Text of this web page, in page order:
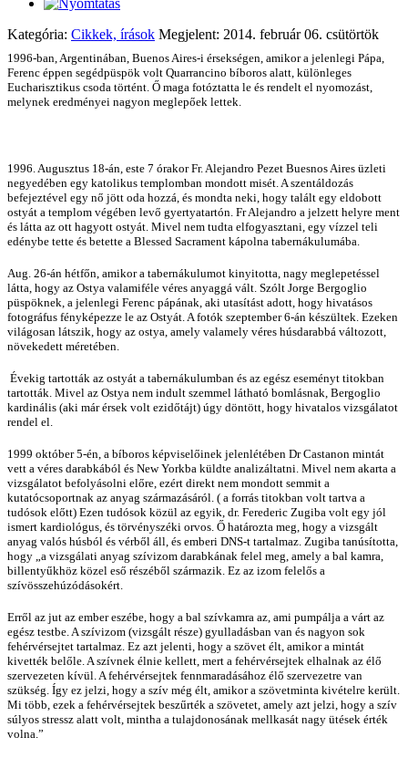
Kategória: Cikkek, írások Megjelent: 2014. február 06. csütörtök
1996-ban, Argentinában, Buenos Aires-i érsekségen, amikor a jelenlegi Pápa,
Ferenc éppen segédpüspök volt Quarrancino bíboros alatt, különleges
Eucharisztikus csoda történt. Ő maga fotóztatta le és rendelt el nyomozást,
melynek eredményei nagyon meglepőek lettek.
1996. Augusztus 18-án, este 7 órakor Fr. Alejandro Pezet Buesnos Aires üzleti
negyedében egy katolikus templomban mondott misét. A szentáldozás
befejeztével egy nő jött oda hozzá, és mondta neki, hogy talált egy eldobott
ostyát a templom végében levő gyertyatartón. Fr Alejandro a jelzett helyre ment
és látta az ott hagyott ostyát. Mivel nem tudta elfogyasztani, egy vízzel teli
edénybe tette és betette a Blessed Sacrament kápolna tabernákulumába.
Aug. 26-án hétfőn, amikor a tabernákulumot kinyitotta, nagy meglepetéssel
látta, hogy az Ostya valamiféle véres anyaggá vált. Szólt Jorge Bergoglio
püspöknek, a jelenlegi Ferenc pápának, aki utasítást adott, hogy hivatásos
fotográfus fényképezze le az Ostyát. A fotók szeptember 6-án készültek. Ezeken
világosan látszik, hogy az ostya, amely valamely véres húsdarabbá változott,
növekedett méretében.
Évekig tartották az ostyát a tabernákulumban és az egész eseményt titokban
tartották. Mivel az Ostya nem indult szemmel látható bomlásnak, Bergoglio
kardinális (aki már érsek volt ezidőtájt) úgy döntött, hogy hivatalos vizsgálatot
rendel el.
1999 október 5-én, a bíboros képviselőinek jelenlétében Dr Castanon mintát
vett a véres darabkából és New Yorkba küldte analizáltatni. Mivel nem akarta a
vizsgálatot befolyásolni előre, ezért direkt nem mondott semmit a
kutatócsoportnak az anyag származásáról. ( a forrás titokban volt tartva a
tudósok előtt) Ezen tudósok közül az egyik, dr. Ferederic Zugiba volt egy jól
ismert kardiológus, és törvényszéki orvos. Ő határozta meg, hogy a vizsgált
anyag valós húsból és vérből áll, és emberi DNS-t tartalmaz. Zugiba tanúsította,
hogy „a vizsgálati anyag szívizom darabkának felel meg, amely a bal kamra,
billentyűkhöz közel eső részéből származik. Ez az izom felelős a
szívösszehúzódásokért.
Erről az jut az ember eszébe, hogy a bal szívkamra az, ami pumpálja a várt az
egész testbe. A szívizom (vizsgált része) gyulladásban van és nagyon sok
fehérvérsejtet tartalmaz. Ez azt jelenti, hogy a szövet élt, amikor a mintát
kivették belőle. A szívnek élnie kellett, mert a fehérvérsejtek elhalnak az élő
szervezeten kívül. A fehérvérsejtek fennmaradásához élő szervezetre van
szükség. Így ez jelzi, hogy a szív még élt, amikor a szövetminta kivételre került.
Mi több, ezek a fehérvérsejtek beszűrték a szövetet, amely azt jelzi, hogy a szív
súlyos stressz alatt volt, mintha a tulajdonosának mellkasát nagy ütések érték
volna.”